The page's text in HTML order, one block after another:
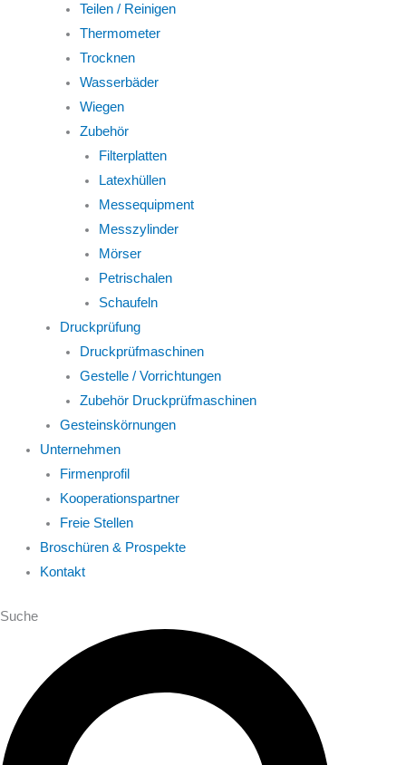
Teilen / Reinigen
Thermometer
Trocknen
Wasserbäder
Wiegen
Zubehör
Filterplatten
Latexhüllen
Messequipment
Messzylinder
Mörser
Petrischalen
Schaufeln
Druckprüfung
Druckprüfmaschinen
Gestelle / Vorrichtungen
Zubehör Druckprüfmaschinen
Gesteinskörnungen
Unternehmen
Firmenprofil
Kooperationspartner
Freie Stellen
Broschüren & Prospekte
Kontakt
Suche